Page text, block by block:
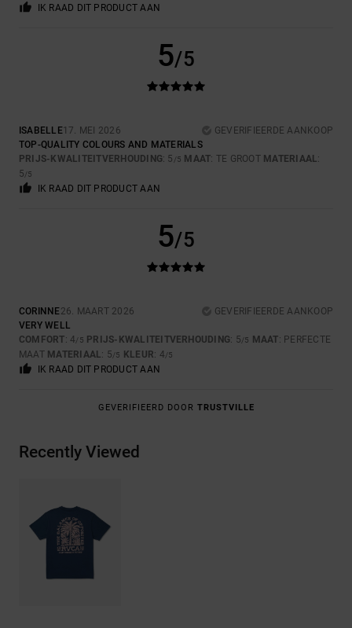
IK RAAD DIT PRODUCT AAN
5/5
ISABELLE17. MEI 2026
GEVERIFIEERDE AANKOOP
TOP-QUALITY COLOURS AND MATERIALS
PRIJS-KWALITEITVERHOUDING: 5 /5 MAAT: TE GROOT MATERIAAL:
5/5
IK RAAD DIT PRODUCT AAN
5/5
CORINNE26. MAART 2026
GEVERIFIEERDE AANKOOP
VERY WELL
COMFORT: 4/5 PRIJS-KWALITEITVERHOUDING: 5/5 MAAT: PERFECTE
MAAT MATERIAAL: 5/5 KLEUR: 4/5
IK RAAD DIT PRODUCT AAN
GEVERIFIEERD DOOR TRUSTVILLE
Recently Viewed